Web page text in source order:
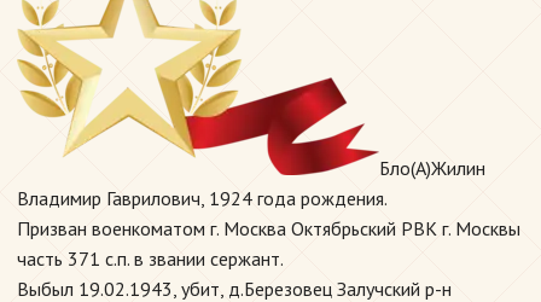
Бло(А)Жилин
Владимир Гаврилович, 1924 года рождения.
Призван военкоматом г. Москва Октябрьский РВК г. Москвы
часть 371 с.п. в звании сержант.
Выбыл 19.02.1943, убит, д.Березовец Залучский р-н